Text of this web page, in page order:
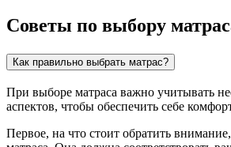
Советы по выбору
Как правильно выбрать матрас?
При выборе матраса важно учитывать
аспектов, чтобы обеспечить себе
Первое, на что стоит обратить